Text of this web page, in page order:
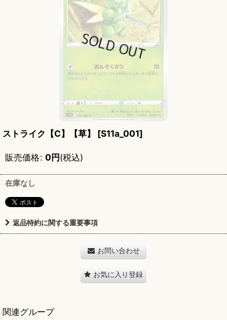
ストライク【C】【草】 [S11a_001]
販売価格: 0円(税込)
在庫なし
返品特約に関する重要事項
お問い合わせ
お気に入り登録
関連グループ